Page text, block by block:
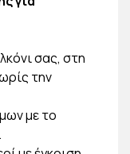
σας, στη
την
με το